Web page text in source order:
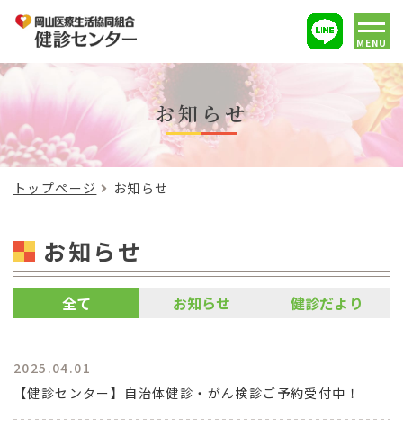
MENU
お知らせ
トップページ お知らせ
お知らせ
全て お知らせ 健診だより
2025.04.01
【健診センター】自治体健診・がん検診ご予約受付中！